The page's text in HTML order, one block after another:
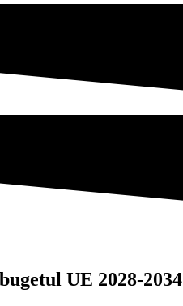
UE 2028-2034